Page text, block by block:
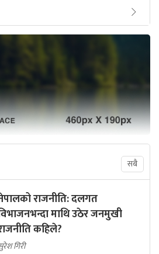
सबै
राजनीति: दलगत
माथि उठेर जनमुखी
कहिले?
गिरी